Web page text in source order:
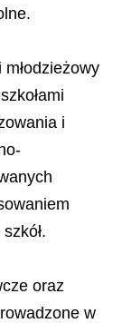
i
oraz
w